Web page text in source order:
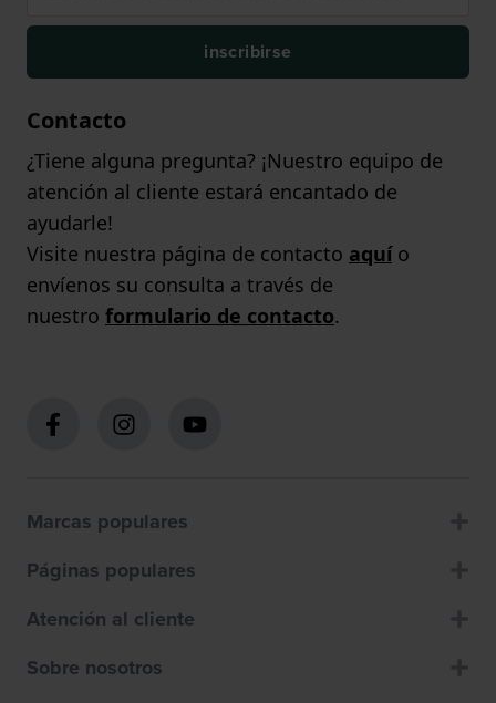
inscribirse
Contacto
¿Tiene alguna pregunta? ¡Nuestro equipo de
atención al cliente estará encantado de
ayudarle!
Visite nuestra página de contacto aquío
envíenos su consulta a través de
nuestro formulario de contacto.
Marcas populares
Páginas populares
Atención al cliente
Sobre nosotros